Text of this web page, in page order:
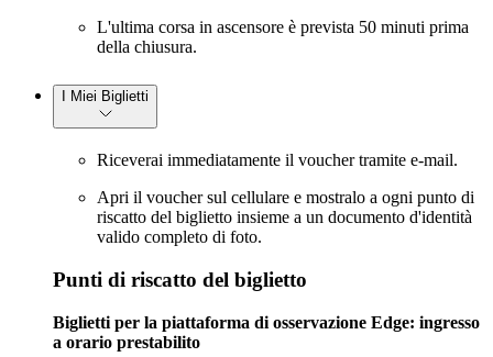
L'ultima corsa in ascensore è prevista 50 minuti prima
della chiusura.
I Miei Biglietti
Riceverai immediatamente il voucher tramite e-mail.
Apri il voucher sul cellulare e mostralo a ogni punto di
riscatto del biglietto insieme a un documento d'identità
valido completo di foto.
Punti di riscatto del biglietto
Biglietti per la piattaforma di osservazione Edge: ingresso
a orario prestabilito